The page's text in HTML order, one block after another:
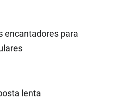
encantadores para
lenta